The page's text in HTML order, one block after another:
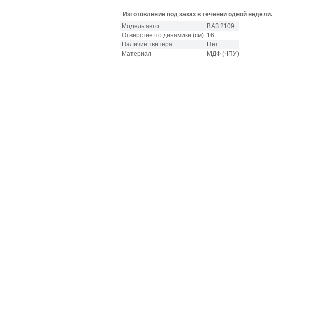
Изготовление под заказ в течении одной недели.
Модель авто
ВАЗ 2109
Отверстие по динамики (см) 16
Наличие твитера
Нет
Материал
МДФ (ЧПУ)